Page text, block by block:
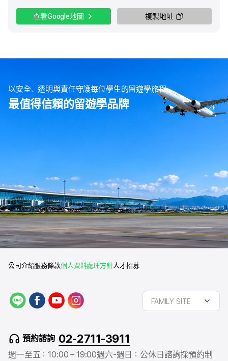
查看Google地圖 複製地址
以安全、透明與責任守護每位學生的留遊學旅程
最值得信賴的留遊學品牌
公司介紹服務條款個人資料處理方針人才招募
L
f
a
b
o
y
o
u
b
e
a
g
r
FAMILY SITE
預約諮詢 02-2711-3911
週一至五：10:00 – 19:00週六-週日：公休日 諮詢採預約制